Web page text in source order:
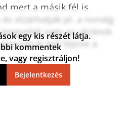
mert a másik fél is
elzárhatják pl. a norvég
vagy az ukránok
ki kell lépnie a
egy kis részét látja.
kommentek
vagy regisztráljon!
Bejelentkezés